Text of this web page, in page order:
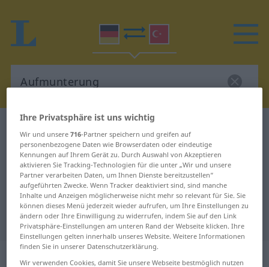
Deutsch-Türkisch Übersetzung für
"Aufmunterung"
"Aufmunterung" Türkisch
Übersetzung
: weiblich
Ihre Privatsphäre ist uns wichtig
Wir und unsere716-Partner speichern und greifen auf
personenbezogene Daten wie Browserdaten oder eindeutige
Kennungen auf Ihrem Gerät zu. Durch Auswahl von Akzeptieren
aktivieren Sie Tracking-Technologien für die unter „Wir und unsere
Partner verarbeiten Daten, um Ihnen Dienste bereitzustellen“
aufgeführten Zwecke. Wenn Tracker deaktiviert sind, sind manche
Inhalte und Anzeigen möglicherweise nicht mehr so relevant für Sie. Sie
können dieses Menü jederzeit wieder aufrufen, um Ihre Einstellungen zu
ändern oder Ihre Einwilligung zu widerrufen, indem Sie auf den Link
Privatsphäre-Einstellungen am unteren Rand der Webseite klicken. Ihre
Einstellungen gelten innerhalb unseres Website. Weitere Informationen
finden Sie in unserer Datenschutzerklärung.
Wir verwenden Cookies, damit Sie unsere Webseite bestmöglich nutzen